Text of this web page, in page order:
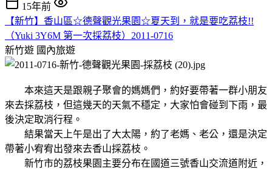
15年前
【新竹】香山區☆德聲觀光果園☆夏天到，就是要吃荔枝!!
（Yuki 3Y6M 第一次採荔枝）2011-0716
新竹遊 國內旅遊
本來這天是跟親子聚會的媽媽們，約好要帶著一群小朋友
來去採荔枝，但這幾天的天氣不穩定，大家怕會碰到下雨，最
後決定取消行程。
結果當天上午是出了大太陽，約了老媽、老公，還是決定
帶著小宥宥出發來去香山採荔枝。
新竹市的荔枝果園主要分布在國道三號香山交流道附近，